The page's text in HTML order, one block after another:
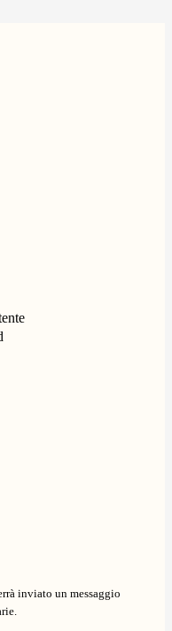
inviato un messaggio